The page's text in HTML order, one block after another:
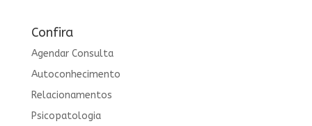
Confira
Agendar Consulta
Autoconhecimento
Relacionamentos
Psicopatologia